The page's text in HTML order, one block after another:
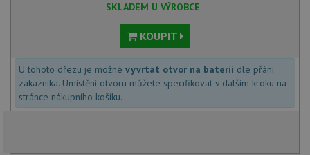
SKLADEM U VÝROBCE
KOUPIT
U tohoto dřezu je možné vyvrtat otvor na baterii dle přání
zákazníka. Umístění otvoru můžete specifikovat v dalším kroku na
stránce nákupního košíku.